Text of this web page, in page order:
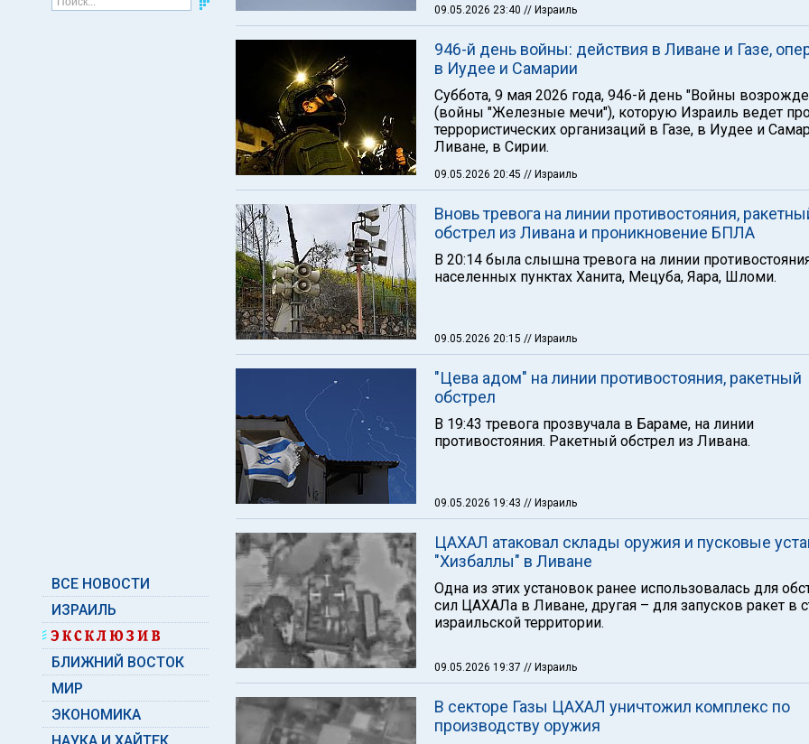
ВСЕ НОВОСТИ
ИЗРАИЛЬ
БЛИЖНИЙ ВОСТОК
МИР
ЭКОНОМИКА
НАУКА И ХАЙТЕК
09.05.2026 23:40 // Израиль
946-й день войны: действия в Ливане и Газе,
в Иудее и Самарии
Суббота, 9 мая 2026 года, 946-й день "Войны
(войны "Железные мечи"), которую Израиль ведет
террористических организаций в Газе, в Иудее и
Ливане, в Сирии.
09.05.2026 20:45 // Израиль
Вновь тревога на линии противостояния,
обстрел из Ливана и проникновение БПЛА
В 20:14 была слышна тревога на линии
населенных пунктах Ханита, Мецуба, Яара, Шломи.
09.05.2026 20:15 // Израиль
"Цева адом" на линии противостояния, ракетный
обстрел
В 19:43 тревога прозвучала в Бараме, на линии
противостояния. Ракетный обстрел из Ливана.
09.05.2026 19:43 // Израиль
ЦАХАЛ атаковал склады оружия и пусковые
"Хизбаллы" в Ливане
Одна из этих установок ранее использовалась для
сил ЦАХАЛа в Ливане, другая – для запусков ракет в
израильской территории.
09.05.2026 19:37 // Израиль
В секторе Газы ЦАХАЛ уничтожил комплекс по
производству оружия